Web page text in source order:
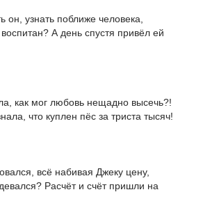
он, узнать поближе человека,
А день спустя привёл ей
как мог любовь нещадно высечь?!
что куплен пёс за триста тысяч!
всё набивая Джеку цену,
Расчёт и счёт пришли на